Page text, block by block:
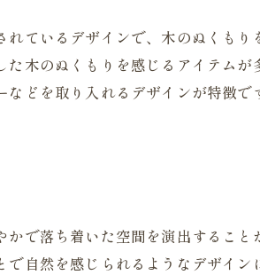
ているデザインで、木のぬくもり
木のぬくもりを感じるアイテムが
どを取り入れるデザインが特徴で
で落ち着いた空間を演出すること
自然を感じられるようなデザイン